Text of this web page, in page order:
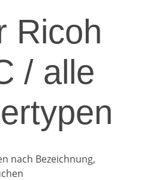
Ricoh
/ alle
nach Bezeichnung,